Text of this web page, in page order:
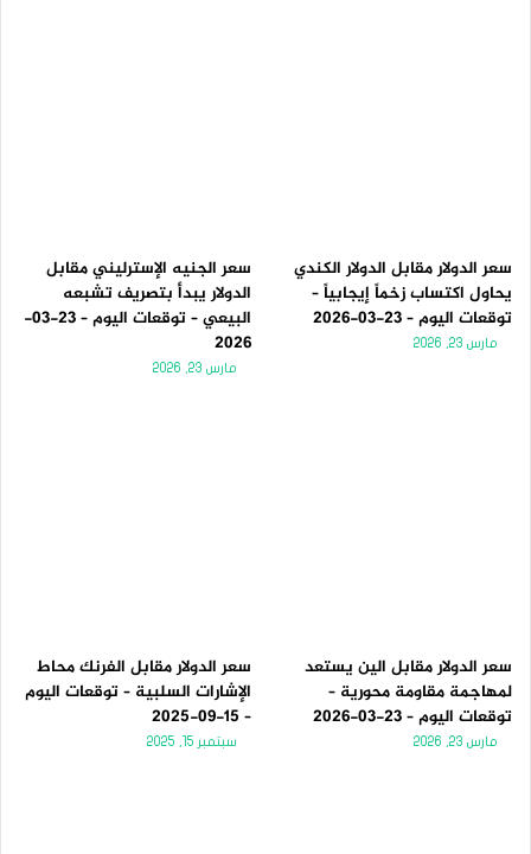
سعر الدولار مقابل الدولار الكندي
يحاول اكتساب زخماً إيجابياً –
توقعات اليوم – 23-03-2026
مارس 23, 2026
سعر الجنيه الإسترليني مقابل
الدولار يبدأ بتصريف تشبعه
البيعي – توقعات اليوم – 23-03-
2026
مارس 23, 2026
سعر الدولار مقابل الين يستعد
لمهاجمة مقاومة محورية –
توقعات اليوم – 23-03-2026
مارس 23, 2026
سعر الدولار مقابل الفرنك محاط
الإشارات السلبية – توقعات اليوم
– 15-09-2025
سبتمبر 15, 2025